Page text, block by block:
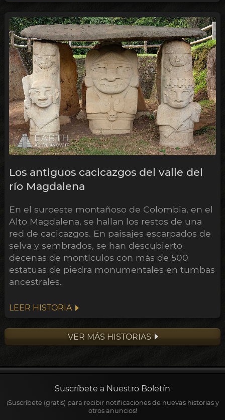
Los antiguos cacicazgos del valle del
río Magdalena
En el suroeste montañoso de Colombia, en el
Alto Magdalena, se hallan los restos de una
red de cacicazgos. En paisajes escarpados de
selva y sembrados, se han descubierto
decenas de montículos con más de 500
estatuas de piedra monumentales en tumbas
ancestrales.
LEER HISTORIA
VER MÁS HISTORIAS
Suscríbete a Nuestro Boletín
¡Suscríbete (gratis) para recibir notificaciones de nuevas historias y
otros anuncios!